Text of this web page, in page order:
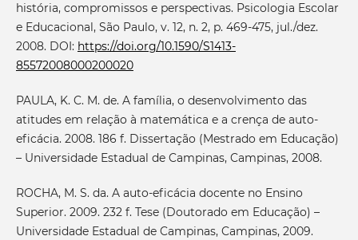
história, compromissos e perspectivas. Psicologia Escolar
e Educacional, São Paulo, v. 12, n. 2, p. 469-475, jul./dez.
2008. DOI: https://doi.org/10.1590/S1413-
85572008000200020
PAULA, K. C. M. de. A família, o desenvolvimento das
atitudes em relação à matemática e a crença de auto-
eficácia. 2008. 186 f. Dissertação (Mestrado em Educação)
– Universidade Estadual de Campinas, Campinas, 2008.
ROCHA, M. S. da. A auto-eficácia docente no Ensino
Superior. 2009. 232 f. Tese (Doutorado em Educação) –
Universidade Estadual de Campinas, Campinas, 2009.